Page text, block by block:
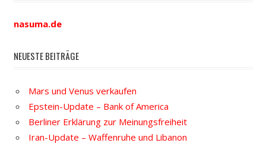
nasuma.de
NEUESTE BEITRÄGE
Mars und Venus verkaufen
Epstein-Update – Bank of America
Berliner Erklärung zur Meinungsfreiheit
Iran-Update – Waffenruhe und Libanon